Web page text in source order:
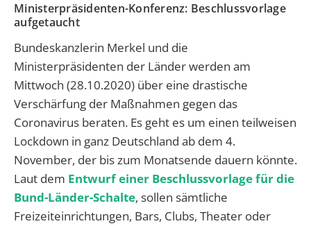
Ministerpräsidenten-Konferenz: Beschlussvorlage
aufgetaucht
Bundeskanzlerin Merkel und die
Ministerpräsidenten der Länder werden am
Mittwoch (28.10.2020) über eine drastische
Verschärfung der Maßnahmen gegen das
Coronavirus beraten. Es geht es um einen teilweisen
Lockdown in ganz Deutschland ab dem 4.
November, der bis zum Monatsende dauern könnte.
Laut dem Entwurf einer Beschlussvorlage für die
Bund-Länder-Schalte, sollen sämtliche
Freizeiteinrichtungen, Bars, Clubs, Theater oder